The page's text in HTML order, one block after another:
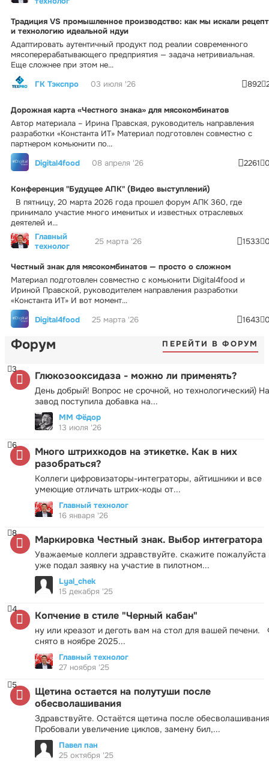
Традиция VS промышленное производство: как мы искали рецепт
и технологию идеальной ндуи
Адаптировать аутентичный продукт под реалии современного
мясоперерабатывающего предприятия — задача нетривиальная.
Еще сложнее при этом не...
ГК Тэкспро
03 июля '26 892
Дорожная карта «Честного знака» для мясокомбинатов
Автор материала – Ирина Правская, руководитель направления
разработки «Константа ИТ» Материал подготовлен совместно с
партнером комьюнити по...
Digital4food
08 апреля '26 2261
Конференция "Будущее АПК" (Видео выступлений)
В пятницу, 20 марта 2026 года прошел форум АПК 360, где
принимало участие много именитых и известных отраслевых
деятелей и...
Главный
технолог
25 марта '26 1533
Честный знак для мясокомбинатов — просто о сложном
Материал подготовлен совместно с комьюнити Digital4food и
Ириной Правской, руководителем направления разработки
«Константа ИТ» И вот момент...
Digital4food
25 марта '26 1643
Форум ПЕРЕЙТИ В ФОРУМ
Глюкозооксидаза - можно ли применять?
День добрый! Вопрос не срочной, но технологический) На
завод поступила добавка на...
3
ММ Фёдор
13 июля '26
Много штрихкодов на этикетке. Как в них
разобраться?
Коллеги цифровизаторы-интеграторы, айтишники и все
умеющие отличать штрих-коды от...
6
Главный технолог
16 января '26
Маркировка Честный знак. Выбор интегратора
Уважаемые коллеги здравствуйте. скажите пожалуйста
уже подал заявку на участие в пилотном...
8
Lyal_chek
15 декабря '25
Копчение в стиле "Черный кабан"
ну или креазот и деготь вам на стол для вашей печени.
снято в ноябре 2025...
4
Главный технолог
27 ноября '25
Щетина остается на полутуши после
обесволашивания
Здравствуйте. Остаётся щетина после
Пробовали увеличение циклов, замену бил,...
5
Павел пан
25 октября '25